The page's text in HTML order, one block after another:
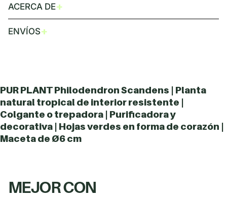
ACERCA DE+
ENVÍOS+
PUR PLANT Philodendron Scandens | Planta
natural tropical de interior resistente |
Colgante o trepadora | Purificadora y
decorativa | Hojas verdes en forma de corazón |
Maceta de Ø6 cm
MEJOR CON